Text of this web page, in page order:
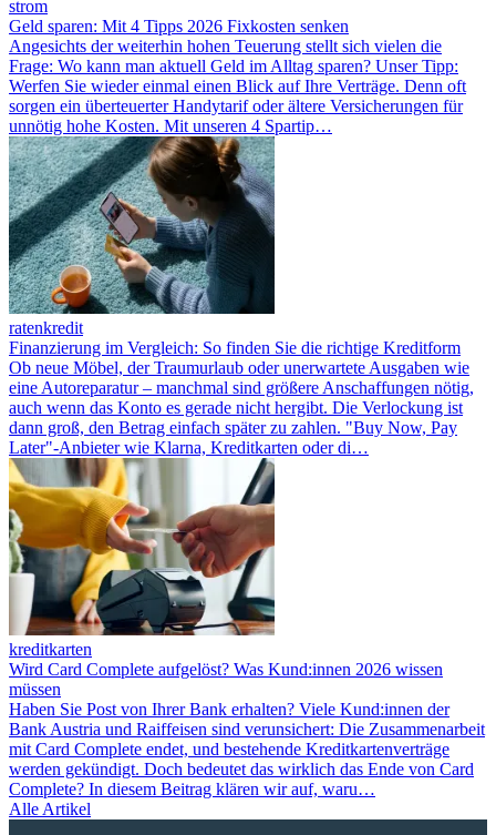
strom
Geld sparen: Mit 4 Tipps 2026 Fixkosten senken
Angesichts der weiterhin hohen Teuerung stellt sich vielen die
Frage: Wo kann man aktuell Geld im Alltag sparen? Unser Tipp:
Werfen Sie wieder einmal einen Blick auf Ihre Verträge. Denn oft
sorgen ein überteuerter Handytarif oder ältere Versicherungen für
unnötig hohe Kosten. Mit unseren 4 Spartip…
ratenkredit
Finanzierung im Vergleich: So finden Sie die richtige Kreditform
Ob neue Möbel, der Traumurlaub oder unerwartete Ausgaben wie
eine Autoreparatur – manchmal sind größere Anschaffungen nötig,
auch wenn das Konto es gerade nicht hergibt. Die Verlockung ist
dann groß, den Betrag einfach später zu zahlen. "Buy Now, Pay
Later"-Anbieter wie Klarna, Kreditkarten oder di…
kreditkarten
Wird Card Complete aufgelöst? Was Kund:innen 2026 wissen
müssen
Haben Sie Post von Ihrer Bank erhalten? Viele Kund:innen der
Bank Austria und Raiffeisen sind verunsichert: Die Zusammenarbeit
mit Card Complete endet, und bestehende Kreditkartenverträge
werden gekündigt. Doch bedeutet das wirklich das Ende von Card
Complete? In diesem Beitrag klären wir auf, waru…
Alle Artikel